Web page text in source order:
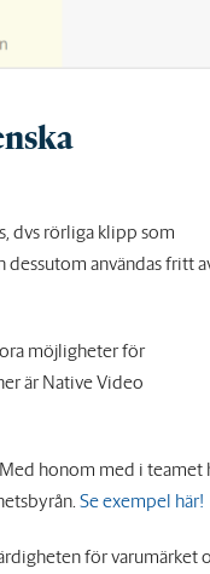
dvs rörliga klipp som
användas fritt
möjligheter för
är Native Video
honom med i teamet
Se exempel här!
för varumärket